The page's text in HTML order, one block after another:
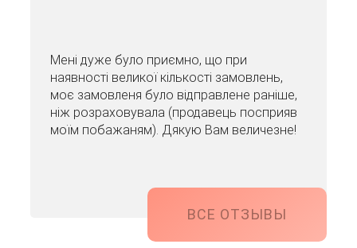
Мені дуже було приємно, що при
наявності великої кількості замовлень,
моє замовленя було відправлене раніше,
ніж розраховувала (продавець посприяв
моїм побажаням). Дякую Вам величезне!
ВСЕ ОТЗЫВЫ